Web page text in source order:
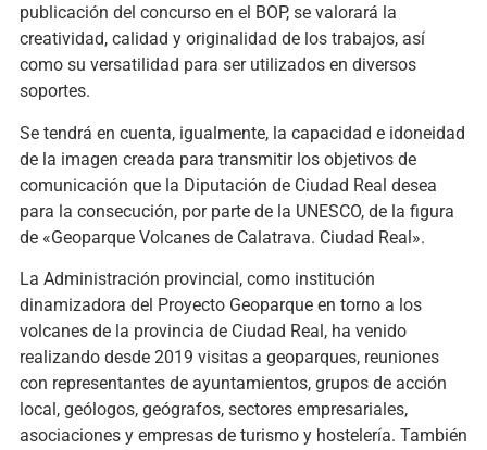
publicación del concurso en el BOP, se valorará la
creatividad, calidad y originalidad de los trabajos, así
como su versatilidad para ser utilizados en diversos
soportes.
Se tendrá en cuenta, igualmente, la capacidad e idoneidad
de la imagen creada para transmitir los objetivos de
comunicación que la Diputación de Ciudad Real desea
para la consecución, por parte de la UNESCO, de la figura
de «Geoparque Volcanes de Calatrava. Ciudad Real».
La Administración provincial, como institución
dinamizadora del Proyecto Geoparque en torno a los
volcanes de la provincia de Ciudad Real, ha venido
realizando desde 2019 visitas a geoparques, reuniones
con representantes de ayuntamientos, grupos de acción
local, geólogos, geógrafos, sectores empresariales,
asociaciones y empresas de turismo y hostelería. También